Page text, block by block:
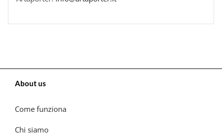
About us
Come funziona
Chi siamo